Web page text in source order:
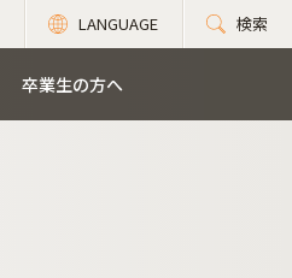
LANGUAGE 検索
卒業生の方へ